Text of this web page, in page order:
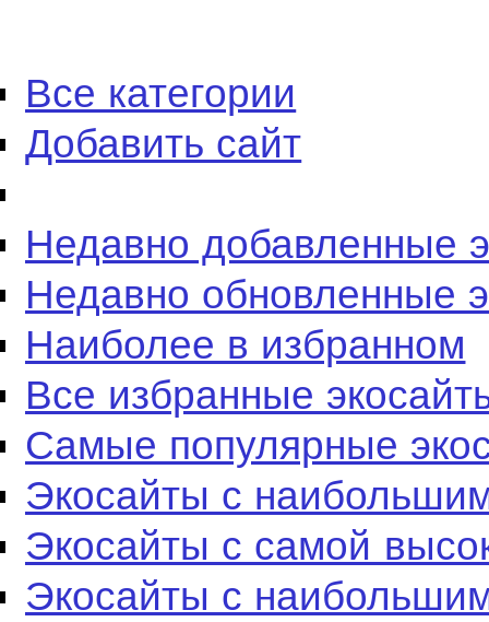
Все категории
Добавить сайт
Недавно добавленные
Недавно обновленные
Наиболее в избранном
Все избранные
Самые популярные
Экосайты с
Экосайты с самой
Экосайты с